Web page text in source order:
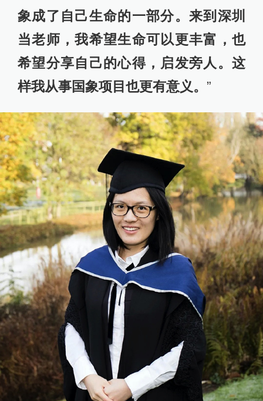
象成了自己生命的一部分。来到深圳
当老师，我希望生命可以更丰富，也
希望分享自己的心得，启发旁人。这
样我从事国象项目也更有意义。 ”